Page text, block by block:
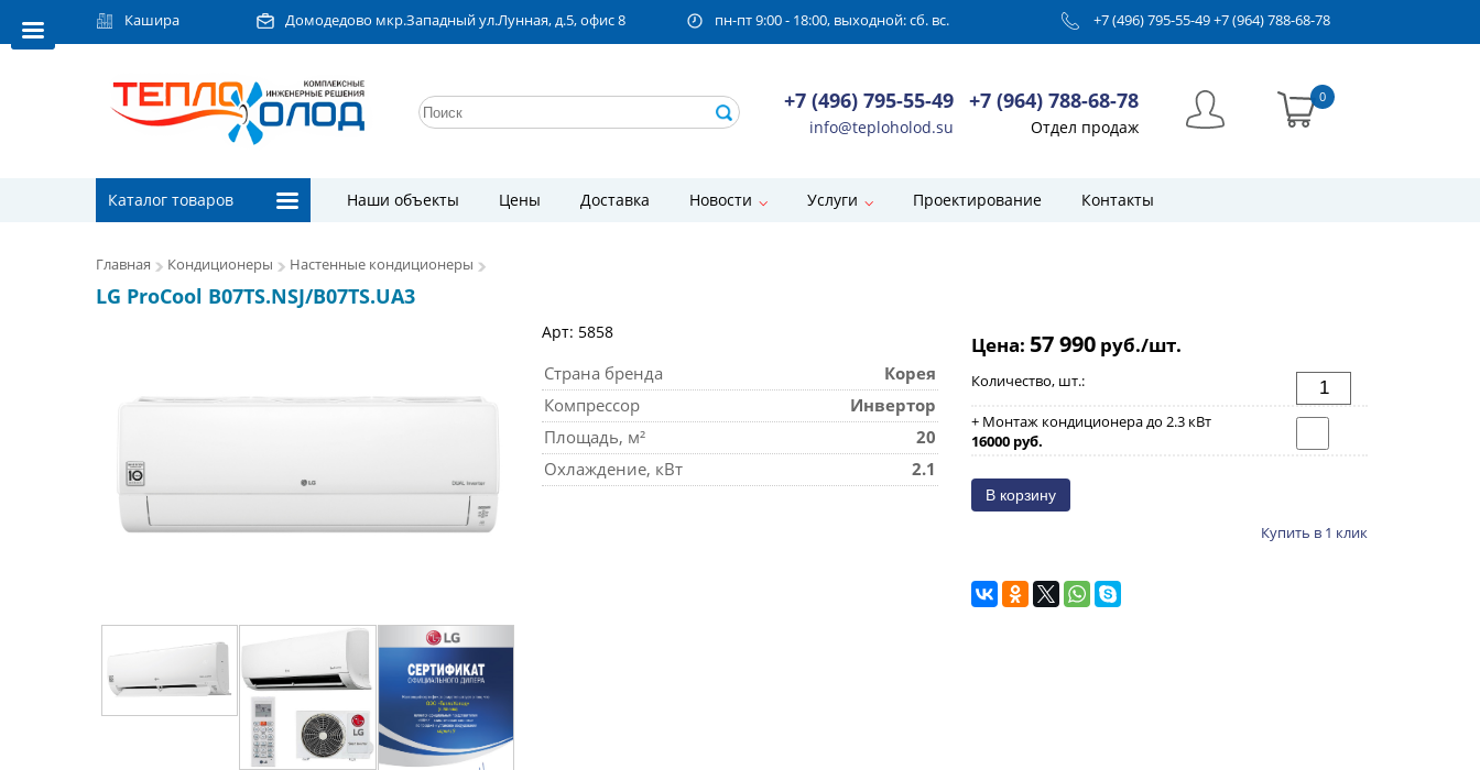
Кашира Домодедово мкр.Западный ул.Лунная, д.5, офис 8 пн-пт 9:00 - 18:00, выходной: сб. вс. +7 (496) 795-55-49+7 (964) 788-68-78
+7 (496) 795-55-49
info@teploholod.su
+7 (964) 788-68-78
Отдел продаж
0
Каталог товаров Наши объекты Цены Доставка Новости Услуги Проектирование Контакты
Главная Кондиционеры Настенные кондиционеры
LG ProCool B07TS.NSJ/B07TS.UA3
Арт: 5858
Страна бренда
Корея
Компрессор
Инвертор
Площадь, м²
20
Охлаждение, кВт
2.1
Цена: 57 990 руб./шт.
Количество, шт.:
+ Монтаж кондиционера до 2.3 кВт
16000 руб.
Купить в 1 клик